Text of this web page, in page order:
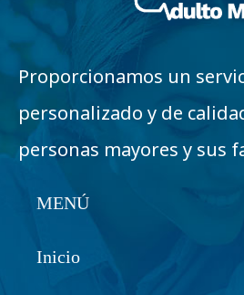
Proporcionamos un
personalizado y de
personas mayores y sus
MENÚ
Inicio